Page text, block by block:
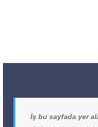
İş bu sayfada yer